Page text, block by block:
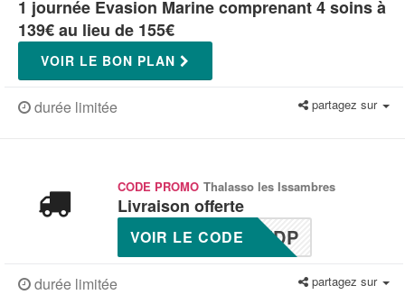
1 journée Evasion Marine comprenant 4 soins à
139€ au lieu de 155€
VOIR LE BON PLAN
durée limitée partagez sur
CODE PROMO Thalasso les Issambres
Livraison offerte
FDP
VOIR LE CODE
durée limitée partagez sur